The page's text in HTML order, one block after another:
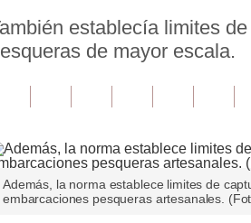
establecía limites
de mayor escala.
Además, la norma establece limites de
embarcaciones pesqueras artesanales.